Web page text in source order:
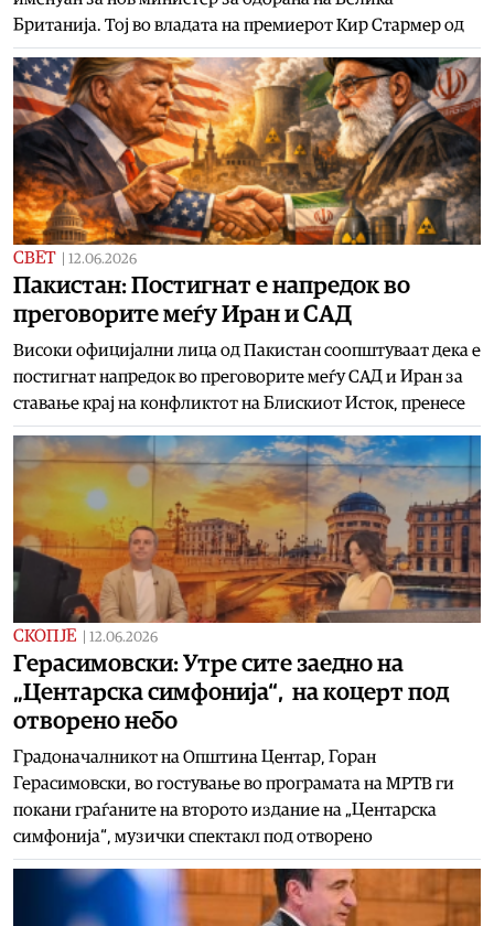
Британија. Тој во владата на премиерот Кир Стармер од
СВЕТ 12.06.2026
Пакистан: Постигнат е напредок во
преговорите меѓу Иран и САД
Високи официјални лица од Пакистан соопштуваат дека е
постигнат напредок во преговорите меѓу САД и Иран за
ставање крај на конфликтот на Блискиот Исток, пренесе
СКОПЈЕ 12.06.2026
Герасимовски: Утре сите заедно на
„Центарска симфонија“, на коцерт под
отворено небо
Градоначалникот на Општина Центар, Горан
Герасимовски, во гостување во програмата на МРТВ ги
покани граѓаните на второто издание на „Центарска
симфонија“, музички спектакл под отворено